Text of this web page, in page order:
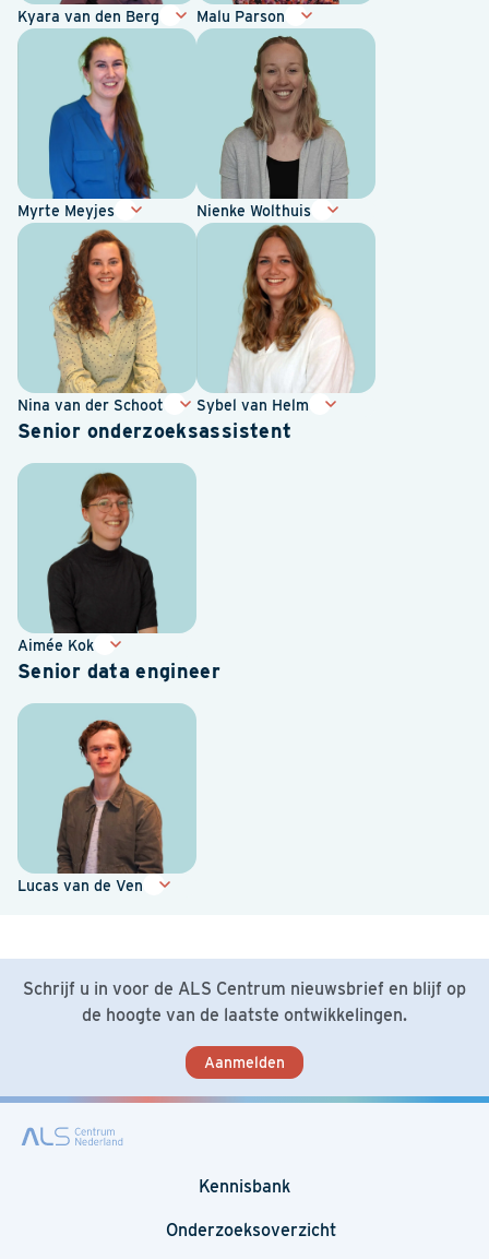
Kyara van den Berg Malu Parson
Myrte Meyjes Nienke Wolthuis
Nina van der Schoot Sybel van Helm
Senior onderzoeksassistent
Aimée Kok
Senior data engineer
Lucas van de Ven
Schrijf u in voor de ALS Centrum nieuwsbrief en blijf op
de hoogte van de laatste ontwikkelingen.
Aanmelden
Kennisbank
Onderzoeksoverzicht